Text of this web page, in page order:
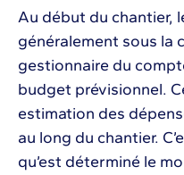
Au début du chantier,
généralement sous la
gestionnaire du
budget prévisionnel.
estimation des
au long du chantier.
qu’est déterminé le